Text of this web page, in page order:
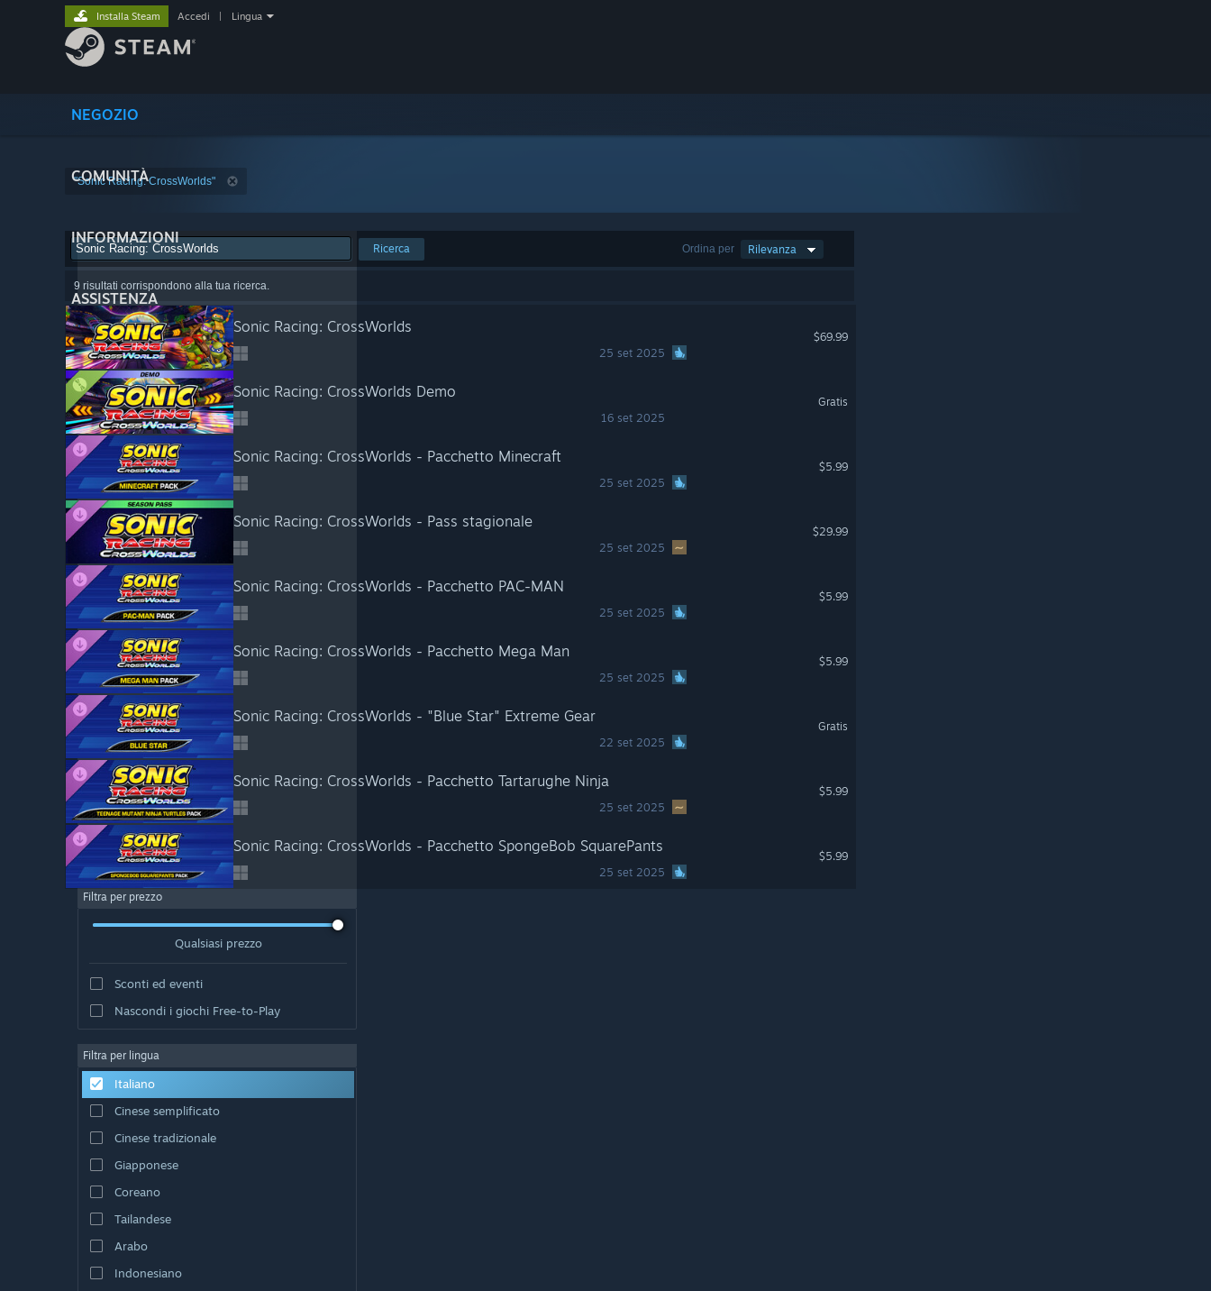
NEGOZIO
COMUNITÀ
INFORMAZIONI
ASSISTENZA
Installa Steam Accedi Lingua
"Sonic Racing: CrossWorlds"
Ordina per Rilevanza
Ricerca
9 risultati corrispondono alla tua ricerca.
Sonic Racing: CrossWorlds
25 set 2025
$69.99
Sonic Racing: CrossWorlds Demo
16 set 2025
Gratis
Sonic Racing: CrossWorlds - Pacchetto Minecraft
25 set 2025
$5.99
Sonic Racing: CrossWorlds - Pass stagionale
25 set 2025
$29.99
Sonic Racing: CrossWorlds - Pacchetto PAC-MAN
25 set 2025
$5.99
Sonic Racing: CrossWorlds - Pacchetto Mega Man
25 set 2025
$5.99
Sonic Racing: CrossWorlds - "Blue Star" Extreme Gear
22 set 2025
Gratis
Sonic Racing: CrossWorlds - Pacchetto Tartarughe Ninja
25 set 2025
$5.99
Sonic Racing: CrossWorlds - Pacchetto SpongeBob SquarePants
25 set 2025
$5.99
Filtra per prezzo
Qualsiasi prezzo
Sconti ed eventi
Nascondi i giochi Free-to-Play
Filtra per lingua
Italiano
Cinese semplificato
Cinese tradizionale
Giapponese
Coreano
Tailandese
Arabo
Indonesiano